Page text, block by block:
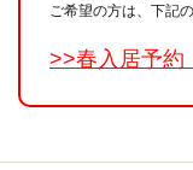
ご希望の方は、下記
>>春入居予約